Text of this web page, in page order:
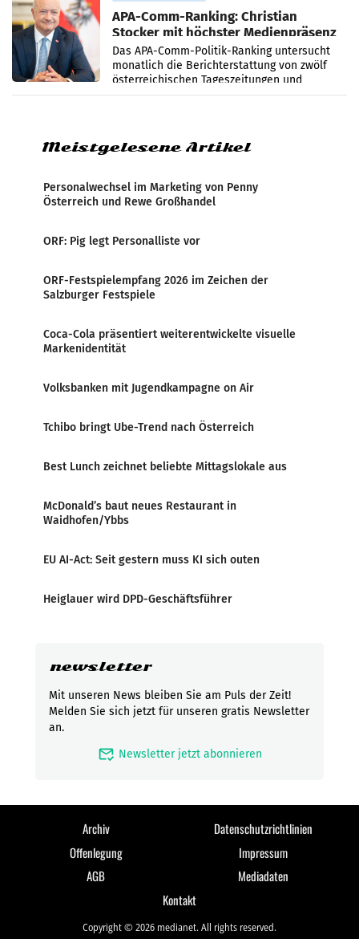
APA-Comm-Ranking: Christian
Stocker mit höchster Medienpräsenz
im Juli
Das APA-Comm-Politik-Ranking untersucht
monatlich die Berichterstattung von zwölf
österreichischen Tageszeitungen und
analysiert, welche Politikerinnen und
Meistgelesene Artikel
Personalwechsel im Marketing von Penny
Österreich und Rewe Großhandel
ORF: Pig legt Personalliste vor
ORF-Festspielempfang 2026 im Zeichen der
Salzburger Festspiele
Coca-Cola präsentiert weiterentwickelte visuelle
Markenidentität
Volksbanken mit Jugendkampagne on Air
Tchibo bringt Ube-Trend nach Österreich
Best Lunch zeichnet beliebte Mittagslokale aus
McDonald’s baut neues Restaurant in
Waidhofen/Ybbs
EU AI-Act: Seit gestern muss KI sich outen
Heiglauer wird DPD-Geschäftsführer
newsletter
Mit unseren News bleiben Sie am Puls der Zeit!
Melden Sie sich jetzt für unseren gratis Newsletter
an.
mark_email_read Newsletter jetzt abonnieren
Archiv
Datenschutzrichtlinien
Offenlegung
Impressum
AGB
Mediadaten
Kontakt
Copyright © 2026 medianet. All rights reserved.